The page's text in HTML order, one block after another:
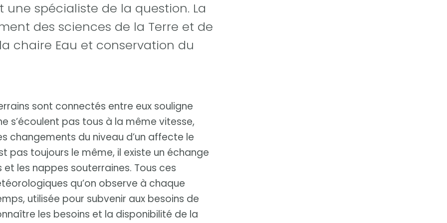
une spécialiste de la question. La
des sciences de la Terre et de
chaire Eau et conservation du
sont connectés entre eux souligne
s’écoulent pas tous à la même vitesse,
changements du niveau d’un affecte le
pas toujours le même, il existe un échange
et les nappes souterraines. Tous ces
qu’on observe à chaque
utilisée pour subvenir aux besoins de
les besoins et la disponibilité de la